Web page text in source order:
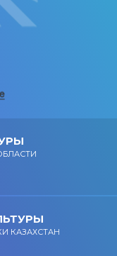
КАЗАХСТАН